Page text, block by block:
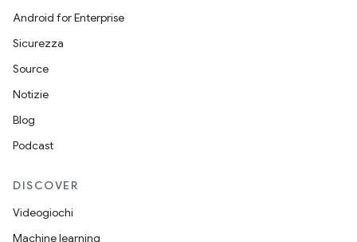
Android for Enterprise
Sicurezza
Source
Notizie
Blog
Podcast
DISCOVER
Videogiochi
Machine learning